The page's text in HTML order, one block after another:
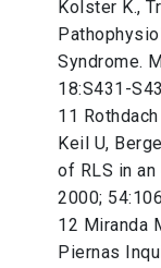
Kolster K.,
Syndrome.
18:S431-
11
Keil U,
of RLS in
2000;
12 Miranda
Piernas